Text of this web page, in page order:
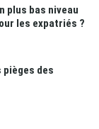
plus bas niveau
les expatriés ?
des